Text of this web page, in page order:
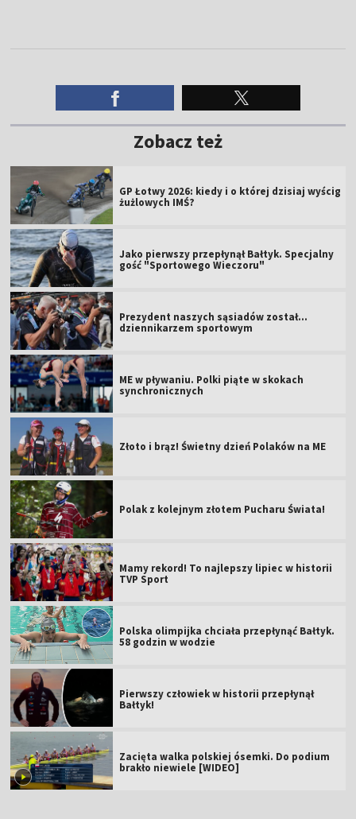
Zobacz też
GP Łotwy 2026: kiedy i o której dzisiaj wyścig
żużlowych IMŚ?
Jako pierwszy przepłynął Bałtyk. Specjalny
gość "Sportowego Wieczoru"
Prezydent naszych sąsiadów został...
dziennikarzem sportowym
ME w pływaniu. Polki piąte w skokach
synchronicznych
Złoto i brąz! Świetny dzień Polaków na ME
Polak z kolejnym złotem Pucharu Świata!
Mamy rekord! To najlepszy lipiec w historii
TVP Sport
Polska olimpijka chciała przepłynąć Bałtyk.
58 godzin w wodzie
Pierwszy człowiek w historii przepłynął
Bałtyk!
Zacięta walka polskiej ósemki. Do podium
brakło niewiele [WIDEO]